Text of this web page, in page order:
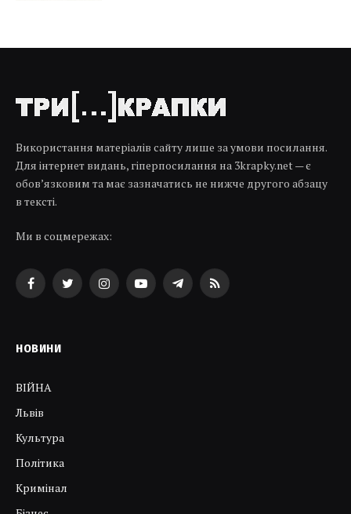
Використання матеріалів сайту лише за умови посилання.
Для інтернет видань, гіперпосилання на 3krapky.net — є
обов’язковим та має зазначатись не нижче другого абзацу
в тексті.
Ми в соцмережах:
FacebookTwitterInstagramYouTubeTelegramRSS
НОВИНИ
ВІЙНА
Львів
Культура
Політика
Кримінал